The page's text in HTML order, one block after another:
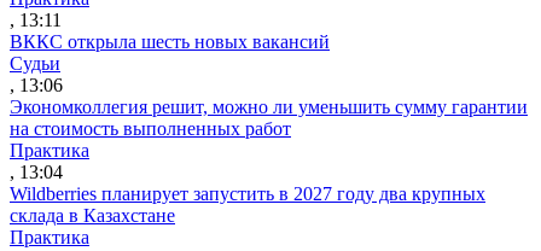
, 13:11
ВККС открыла шесть новых вакансий
Судьи
, 13:06
Экономколлегия решит, можно ли уменьшить сумму гарантии
на стоимость выполненных работ
Практика
, 13:04
Wildberries планирует запустить в 2027 году два крупных
склада в Казахстане
Практика